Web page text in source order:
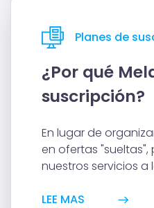
Planes de
¿Por qué
suscripción?
En lugar de
en ofertas
nuestros servicios a
LEE MAS